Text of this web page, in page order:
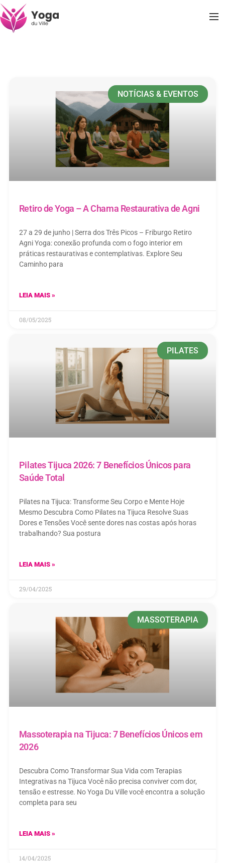
NOTÍCIAS & EVENTOS
Retiro de Yoga – A Chama Restaurativa de Agni
27 a 29 de junho | Serra dos Três Picos – Friburgo Retiro
Agni Yoga: conexão profunda com o fogo interior em
práticas restaurativas e contemplativas. Explore Seu
Caminho para
LEIA MAIS »
08/05/2025
PILATES
Pilates Tijuca 2026: 7 Benefícios Únicos para
Saúde Total
Pilates na Tijuca: Transforme Seu Corpo e Mente Hoje
Mesmo Descubra Como Pilates na Tijuca Resolve Suas
Dores e Tensões Você sente dores nas costas após horas
trabalhando? Sua postura
LEIA MAIS »
29/04/2025
MASSOTERAPIA
Massoterapia na Tijuca: 7 Benefícios Únicos em
2026
Descubra Como Transformar Sua Vida com Terapias
Integrativas na Tijuca Você não precisa conviver com dor,
tensão e estresse. No Yoga Du Ville você encontra a solução
completa para seu
LEIA MAIS »
14/04/2025